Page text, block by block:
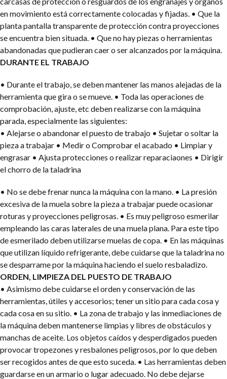
en movimiento está correctamente colocadas y fijadas. • Que la
planta pantalla transparente de protección contra proyecciones
se encuentra bien situada. • Que no hay piezas o herramientas
abandonadas que pudieran caer o ser alcanzados por la máquina.
DURANTE EL TRABAJO
• Durante el trabajo, se deben mantener las manos alejadas de la
herramienta que gira o se mueve. • Toda las operaciones de
comprobación, ajuste, etc deben realizarse con la máquina
parada, especialmente las siguientes:
• Alejarse o abandonar el puesto de trabajo • Sujetar o soltar la
pieza a trabajar • Medir o Comprobar el acabado • Limpiar y
engrasar • Ajusta protecciones o realizar reparaciaones • Dirigir
el chorro de la taladrina
• No se debe frenar nunca la máquina con la mano. • La presión
excesiva de la muela sobre la pieza a trabajar puede ocasionar
roturas y proyecciones peligrosas. • Es muy peligroso esmerilar
empleando las caras laterales de una muela plana. Para este tipo
de esmerilado deben utilizarse muelas de copa. • En las máquinas
que utilizan líquido refrigerante, debe cuidarse que la taladrina no
se desparrame por la máquina haciendo el suelo resbaladizo.
ORDEN, LIMPIEZA DEL PUESTO DE TRABAJO
• Asimismo debe cuidarse el orden y conservación de las
herramientas, útiles y accesorios; tener un sitio para cada cosa y
cada cosa en su sitio. • La zona de trabajo y las inmediaciones de
la máquina deben mantenerse limpias y libres de obstáculos y
manchas de aceite. Los objetos caídos y desperdigados pueden
provocar tropezones y resbalones peligrosos, por lo que deben
ser recogidos antes de que esto suceda. • Las herramientas deben
guardarse en un armario o lugar adecuado. No debe dejarse